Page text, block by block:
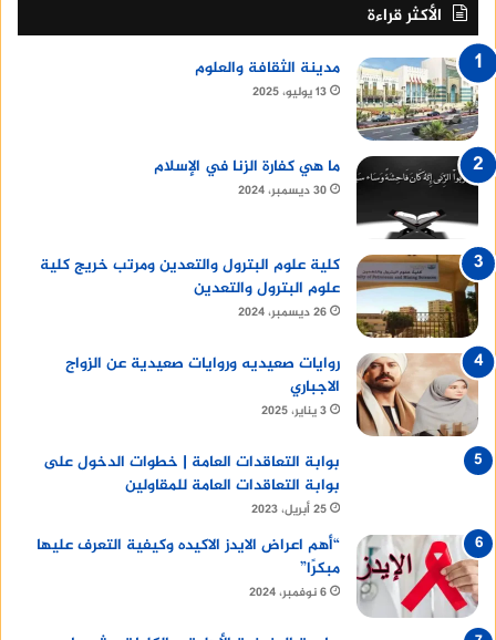
الأكثر قراءة
مدينة الثقافة والعلوم
13 يوليو، 2025
ما هي كفارة الزنا في الإسلام
30 ديسمبر، 2024
كلية علوم البترول والتعدين ومرتب خريج كلية
علوم البترول والتعدين
26 ديسمبر، 2024
روايات صعيديه وروايات صعيدية عن الزواج
الاجباري
3 يناير، 2025
بوابة التعاقدات العامة | خطوات الدخول على
بوابة التعاقدات العامة للمقاولين
25 أبريل، 2023
“أهم اعراض الايدز الاكيده وكيفية التعرف عليها
مبكرًا”
6 نوفمبر، 2024